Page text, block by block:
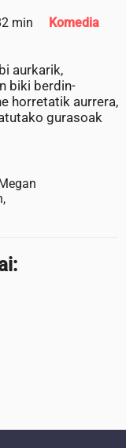
min
Komedia
aurkarik,
biki berdin-
horretatik aurrera,
gurasoak